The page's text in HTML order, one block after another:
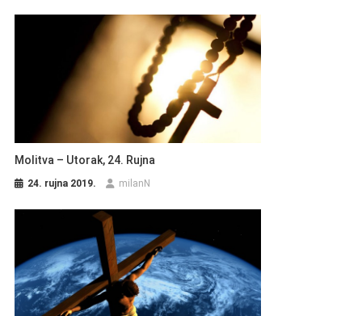
Molitva – Utorak, 24. Rujna
24. rujna 2019. milanN